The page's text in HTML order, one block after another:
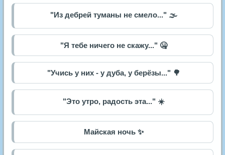
"Из дебрей туманы не смело..." 🌫️
"Я тебе ничего не скажу..." 🤐
"Учись у них - у дуба, у берёзы..." 🌳
"Это утро, радость эта..." ☀️
Майская ночь ✨